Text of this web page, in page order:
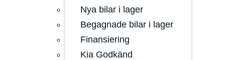
Nya bilar i lager
Begagnade bilar i lager
Finansiering
Kia Godkänd